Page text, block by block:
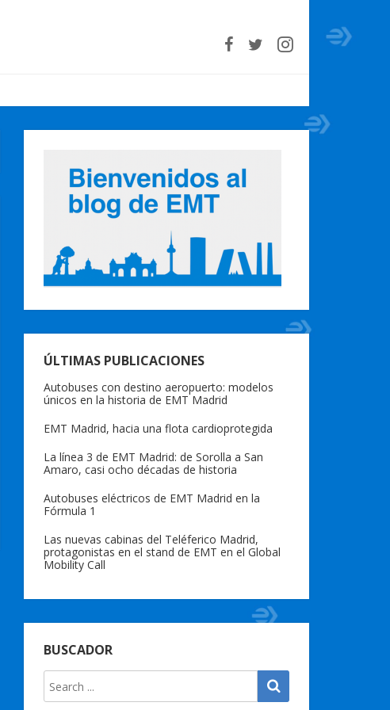
ÚLTIMAS PUBLICACIONES
Autobuses con destino aeropuerto: modelos
únicos en la historia de EMT Madrid
EMT Madrid, hacia una flota cardioprotegida
La línea 3 de EMT Madrid: de Sorolla a San
Amaro, casi ocho décadas de historia
Autobuses eléctricos de EMT Madrid en la
Fórmula 1
Las nuevas cabinas del Teléferico Madrid,
protagonistas en el stand de EMT en el Global
Mobility Call
BUSCADOR